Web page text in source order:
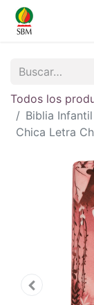
Todos los
Biblia
Chica Letra